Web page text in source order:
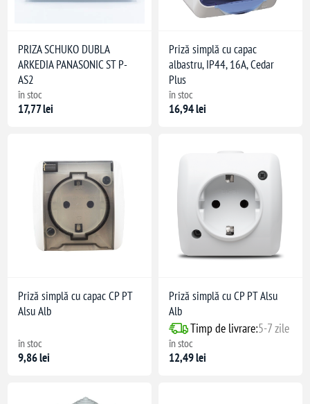
PRIZA SCHUKO DUBLA
ARKEDIA PANASONIC ST P-
AS2
în stoc
17,77 lei
Priză simplă cu capac
albastru, IP44, 16A, Cedar
Plus
în stoc
16,94 lei
Priză simplă cu capac CP PT
Alsu Alb
în stoc
9,86 lei
Priză simplă cu CP PT Alsu
Alb
Timp de livrare:5-7 zile
în stoc
12,49 lei